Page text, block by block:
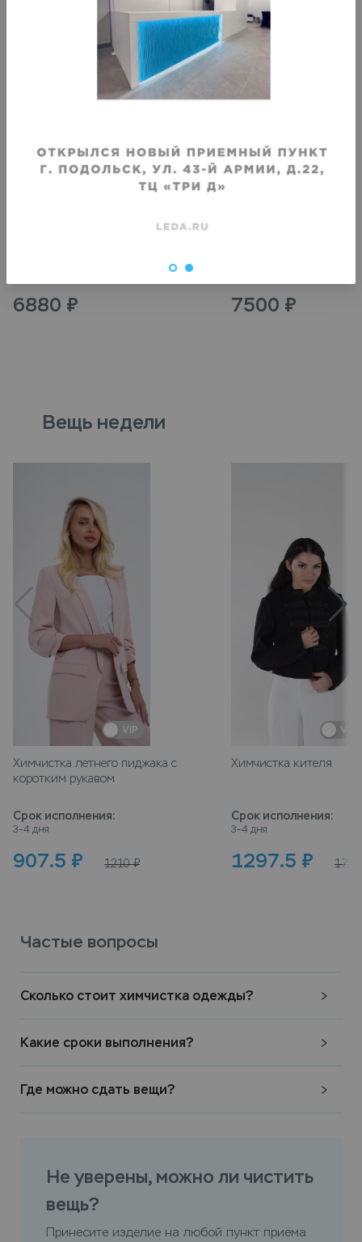
VIP
6880 ₽ 7500 ₽
Вещь недели
VIP
Химчистка летнего пиджака с
коротким рукавом
Срок исполнения:
3–4 дня
907.5 ₽ 1210 ₽
VIP
Химчистка кителя
Срок исполнения:
3–4 дня
1297.5 ₽ 1730
Частые вопросы
Сколько стоит химчистка одежды?
Какие сроки выполнения?
Где можно сдать вещи?
Не уверены, можно ли чистить
вещь?
Принесите изделие на любой пункт приёма